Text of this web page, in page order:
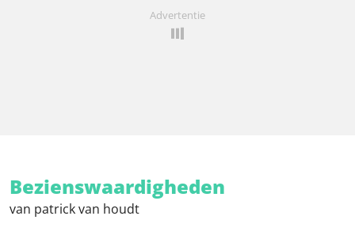
Advertentie
Bezienswaardigheden
van patrick van houdt